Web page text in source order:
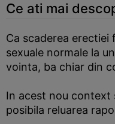
Ce ati mai
Ca scaderea
sexuale normale la
vointa, ba chiar din
In acest nou context
posibila reluarea